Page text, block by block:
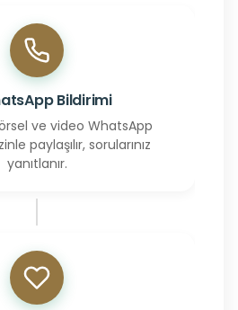
Bildirimi
ve video WhatsApp
paylaşılır, sorularınız
yanıtlanır.